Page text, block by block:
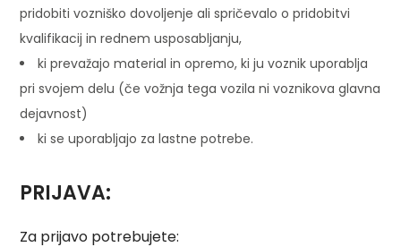
pridobiti vozniško dovoljenje ali spričevalo o pridobitvi
kvalifikacij in rednem usposabljanju,
ki prevažajo material in opremo, ki ju voznik uporablja
pri svojem delu (če vožnja tega vozila ni voznikova glavna
dejavnost)
ki se uporabljajo za lastne potrebe.
PRIJAVA:
Za prijavo potrebujete: